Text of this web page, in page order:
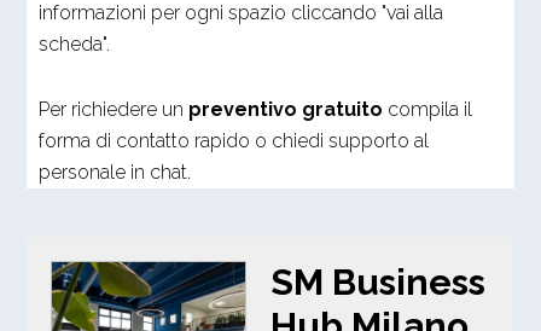
informazioni per ogni spazio cliccando "vai alla
scheda".
Per richiedere un preventivo gratuito compila il
forma di contatto rapido o chiedi supporto al
personale in chat.
SM Business